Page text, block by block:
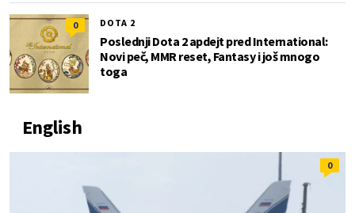
0 DOTA 2
Poslednji Dota 2 apdejt pred International:
Novi peč, MMR reset, Fantasy i još mnogo
toga
English
0